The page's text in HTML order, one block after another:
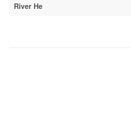
River He